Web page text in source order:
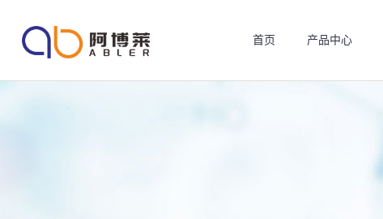
首页 产品中心